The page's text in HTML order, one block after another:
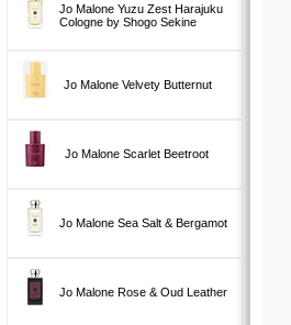
Jo Malone Yuzu Zest Harajuku
Cologne by Shogo Sekine
Jo Malone Velvety Butternut
Jo Malone Scarlet Beetroot
Jo Malone Sea Salt & Bergamot
Jo Malone Rose & Oud Leather